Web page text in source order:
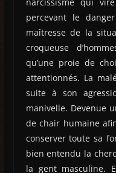
percevant le
maîtresse de la
croqueuse
qu’une proie de
attentionnés. La
suite à son
manivelle. Devenue
de chair humaine
conserver toute sa
bien entendu la
la gent masculine.